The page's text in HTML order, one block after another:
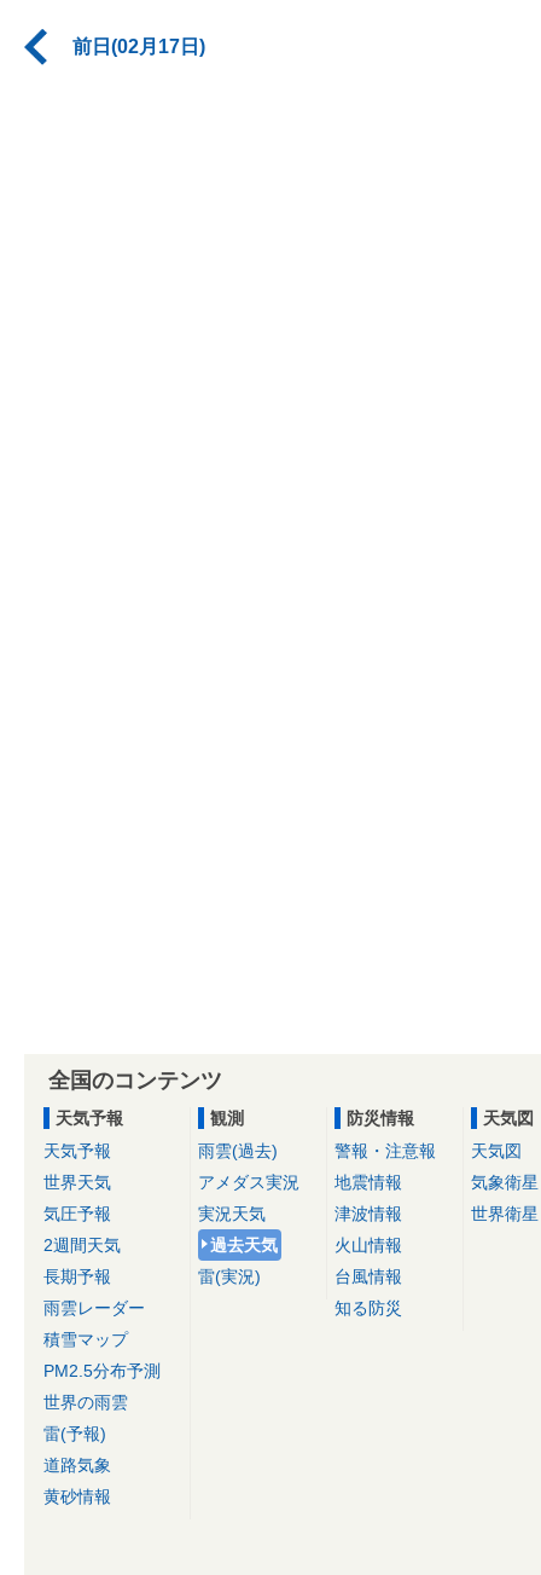
前日(02月17日)
全国のコンテンツ
天気予報
天気予報
世界天気
気圧予報
2週間天気
長期予報
雨雲レーダー
積雪マップ
PM2.5分布予測
世界の雨雲
雷(予報)
道路気象
黄砂情報
観測
雨雲(過去)
アメダス実況
実況天気
過去天気
雷(実況)
防災情報
警報・注意報
地震情報
津波情報
火山情報
台風情報
知る防災
天気図
天気図
気象衛星
世界衛星